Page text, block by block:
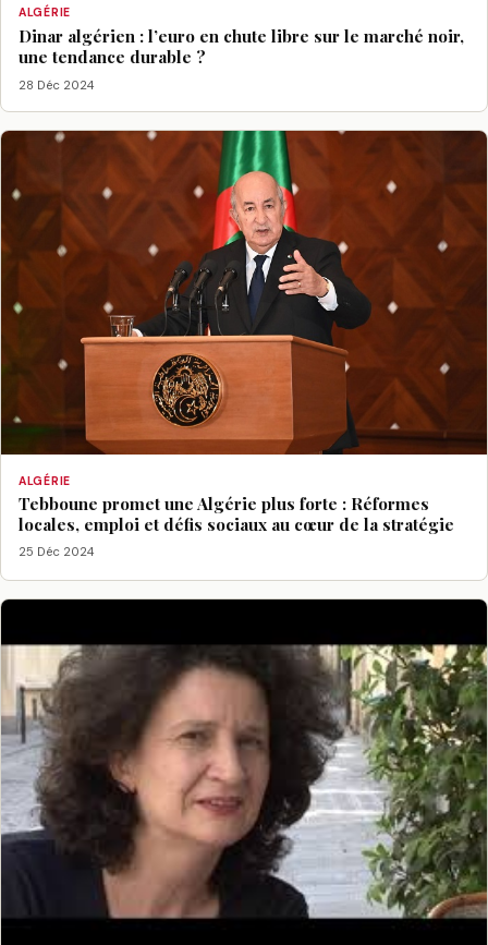
ALGÉRIE
Dinar algérien : l’euro en chute libre sur le marché noir,
une tendance durable ?
28 Déc 2024
ALGÉRIE
Tebboune promet une Algérie plus forte : Réformes
locales, emploi et défis sociaux au cœur de la stratégie
25 Déc 2024